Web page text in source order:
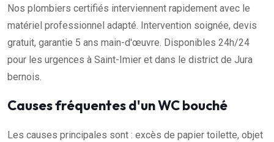
Nos plombiers certifiés interviennent rapidement avec le
matériel professionnel adapté. Intervention soignée, devis
gratuit, garantie 5 ans main-d'œuvre. Disponibles 24h/24
pour les urgences à Saint-Imier et dans le district de Jura
bernois.
Causes fréquentes d'un WC bouché
Les causes principales sont : excès de papier toilette, objet